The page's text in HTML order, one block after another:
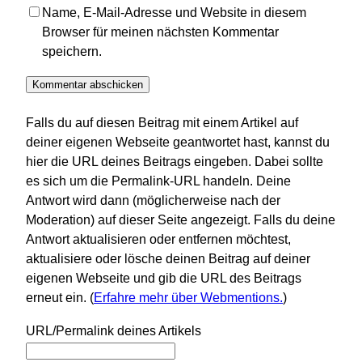
Name, E-Mail-Adresse und Website in diesem
Browser für meinen nächsten Kommentar
speichern.
Falls du auf diesen Beitrag mit einem Artikel auf
deiner eigenen Webseite geantwortet hast, kannst du
hier die URL deines Beitrags eingeben. Dabei sollte
es sich um die Permalink-URL handeln. Deine
Antwort wird dann (möglicherweise nach der
Moderation) auf dieser Seite angezeigt. Falls du deine
Antwort aktualisieren oder entfernen möchtest,
aktualisiere oder lösche deinen Beitrag auf deiner
eigenen Webseite und gib die URL des Beitrags
erneut ein. (Erfahre mehr über Webmentions.)
URL/Permalink deines Artikels